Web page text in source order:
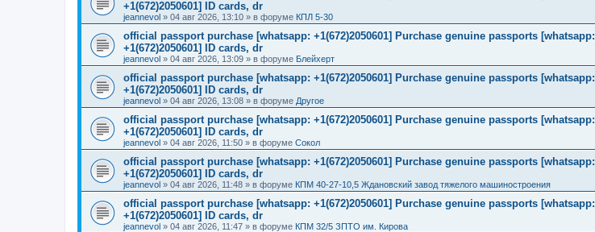
+1(672)2050601] ID cards, dr
jeannevol » 04 авг 2026, 13:10 » в форуме КПЛ 5-30
official passport purchase [whatsapp: +1(672)2050601] Purchase genuine passports [whatsapp:
+1(672)2050601] ID cards, dr
jeannevol » 04 авг 2026, 13:09 » в форуме Блейхерт
official passport purchase [whatsapp: +1(672)2050601] Purchase genuine passports [whatsapp:
+1(672)2050601] ID cards, dr
jeannevol » 04 авг 2026, 13:08 » в форуме Другое
official passport purchase [whatsapp: +1(672)2050601] Purchase genuine passports [whatsapp:
+1(672)2050601] ID cards, dr
jeannevol » 04 авг 2026, 11:50 » в форуме Сокол
official passport purchase [whatsapp: +1(672)2050601] Purchase genuine passports [whatsapp:
+1(672)2050601] ID cards, dr
jeannevol » 04 авг 2026, 11:48 » в форуме КПМ 40-27-10,5 Ждановский завод тяжелого машиностроения
official passport purchase [whatsapp: +1(672)2050601] Purchase genuine passports [whatsapp:
+1(672)2050601] ID cards, dr
jeannevol » 04 авг 2026, 11:47 » в форуме КПМ 32/5 ЗПТО им. Кирова